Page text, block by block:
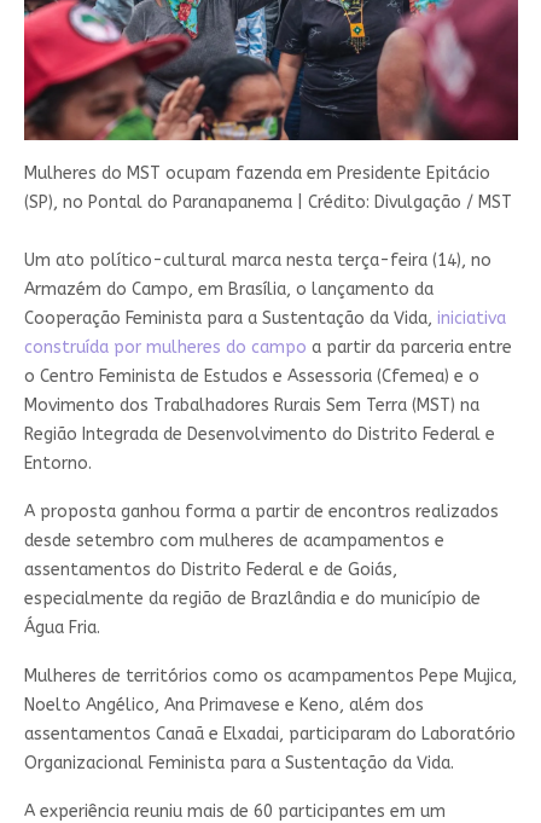
Mulheres do MST ocupam fazenda em Presidente Epitácio
(SP), no Pontal do Paranapanema
Crédito: Divulgação / MST
Um ato político-cultural marca nesta terça-feira (14), no
Armazém do Campo, em Brasília, o lançamento da
Cooperação Feminista para a Sustentação da Vida, iniciativa
construída por mulheres do campo a partir da parceria entre
o Centro Feminista de Estudos e Assessoria (Cfemea) e o
Movimento dos Trabalhadores Rurais Sem Terra (MST) na
Região Integrada de Desenvolvimento do Distrito Federal e
Entorno.
A proposta ganhou forma a partir de encontros realizados
desde setembro com mulheres de acampamentos e
assentamentos do Distrito Federal e de Goiás,
especialmente da região de Brazlândia e do município de
Água Fria.
Mulheres de territórios como os acampamentos Pepe Mujica,
Noelto Angélico, Ana Primavese e Keno, além dos
assentamentos Canaã e Elxadai, participaram do Laboratório
Organizacional Feminista para a Sustentação da Vida.
A experiência reuniu mais de 60 participantes em um